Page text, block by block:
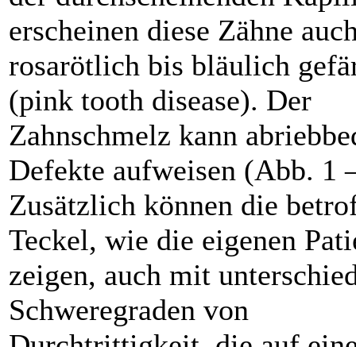
erscheinen diese Zähne
rosarötlich bis bläulich
(pink tooth disease). Der
Zahnschmelz kann
Defekte aufweisen (Abb. 1
Zusätzlich können die
Teckel, wie die eigenen
zeigen, auch mit
Schweregraden von